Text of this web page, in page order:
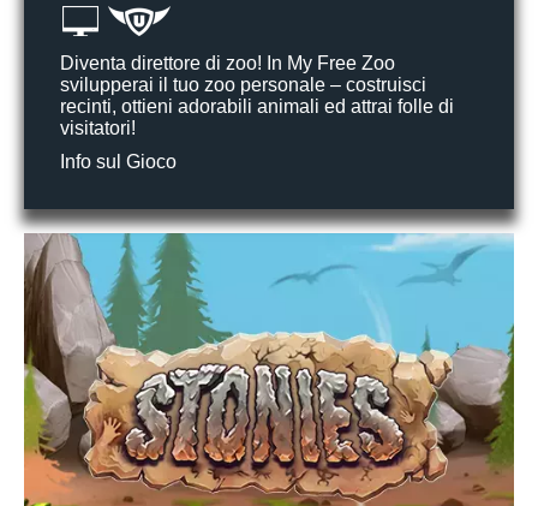
Diventa direttore di zoo! In My Free Zoo
svilupperai il tuo zoo personale – costruisci
recinti, ottieni adorabili animali ed attrai folle di
visitatori!
Info sul Gioco